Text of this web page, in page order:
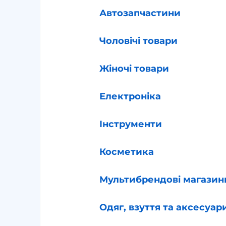
Автозапчастини
Чоловічі товари
Жіночі товари
Електроніка
Інструменти
Косметика
Мультибрендові
Одяг, взуття та